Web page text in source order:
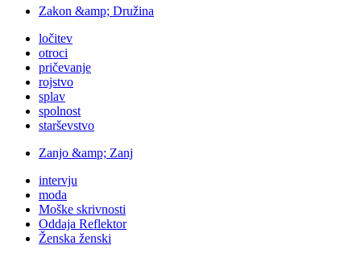
Zakon &amp; Družina
ločitev
otroci
pričevanje
rojstvo
splav
spolnost
starševstvo
Zanjo &amp; Zanj
intervju
moda
Moške skrivnosti
Oddaja Reflektor
Ženska ženski